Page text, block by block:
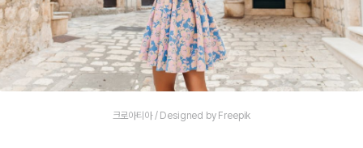
크로아티아 / Designed by Freepik